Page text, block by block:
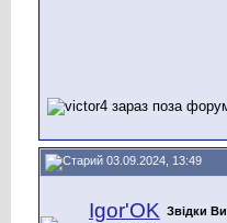
03.09.2024, 13:49
Igor'OK Звідки Ви